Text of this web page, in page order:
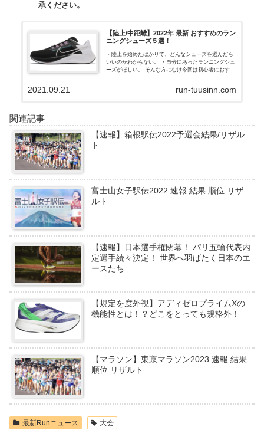
承ください。
【陸上/中距離】2022年 最新 おすすめのラン
ニングシューズ５選！
・陸上を始めたばかりで、どんなシューズを選んだら
いいのかわからない。 ・自分にあったランニングシュ
ーズがほしい。 そんな方にむけ今回は初心者におすす
run-tuusinn.com
2021.09.21
関連記事
【速報】箱根駅伝2022予選会結果/リザル
ト
富士山女子駅伝2022 速報 結果 順位 リザ
ルト
【速報】日本選手権閉幕！ パリ五輪代表内
定選手続々決定！ 世界へ羽ばたく日本のエ
ースたち
【規定を度外視】アディゼロプライムXの
機能性とは！？どこをとっても規格外！
【マラソン】東京マラソン2023 速報 結果
順位 リザルト
最新Runニュース 大会